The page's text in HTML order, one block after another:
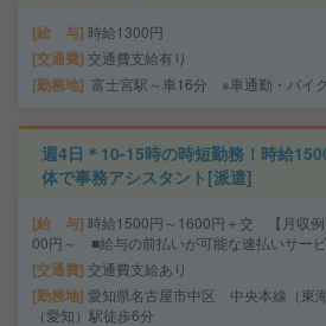
給 与 時給1300円
交通費 交通費支給有り
勤務地 富士宮駅～車16分 ※車通勤・バイ
週4日＊10-15時の時短勤務！時給
体で事務アシスタント[派遣]
給 与 時給1500円～1600円＋交 【月収
00円～ ■給与の前払いが可能な速払いサー
交通費 交通費支給あり
勤務地 愛知県名古屋市中区 中央本線（東
（愛知）駅徒歩6分